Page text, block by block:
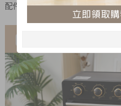
配件 : 不鏽鋼炸籃、搪瓷烤盤、